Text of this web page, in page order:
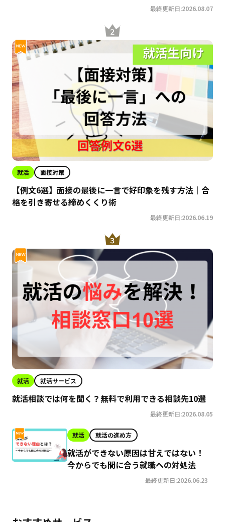
最終更新日:2026.08.07
就活 面接対策
【例文6選】面接の最後に一言で好印象を残す方法｜合
格を引き寄せる締めくくり術
最終更新日:2026.06.19
就活 就活サービス
就活相談では何を聞く？無料で利用できる相談先10選
最終更新日:2026.08.05
就活 就活の進め方
就活ができない原因は甘えではない！
今からでも間に合う就職への対処法
最終更新日:2026.06.23